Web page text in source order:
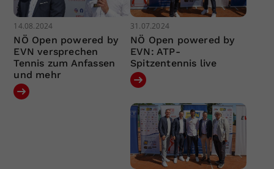
14.08.2024
NÖ Open powered by
EVN versprechen
Tennis zum Anfassen
und mehr
31.07.2024
NÖ Open powered by
EVN: ATP-
Spitzentennis live